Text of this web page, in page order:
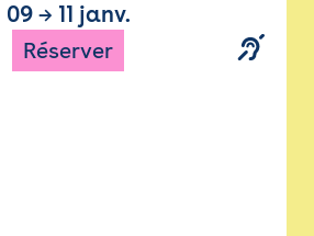
09→ 11 janv.
Réserver